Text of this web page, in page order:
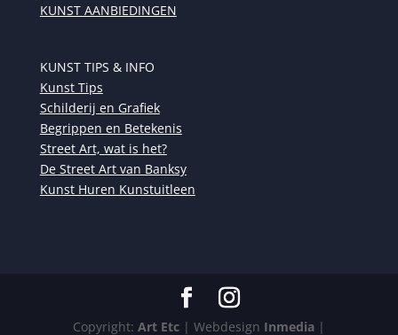
KUNST AANBIEDINGEN
KUNST TIPS & INFO
Kunst Tips
Schilderij en Grafiek
Begrippen en Betekenis
Street Art, wat is het?
De Street Art van Banksy
Kunst Huren Kunstuitleen
Copyright: Art Etc| Webdesign Inmedia|